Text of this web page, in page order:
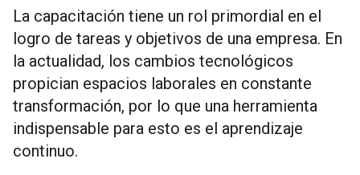
La capacitación tiene un rol primordial en el
logro de tareas y objetivos de una empresa. En
la actualidad, los cambios tecnológicos
propician espacios laborales en constante
transformación, por lo que una herramienta
indispensable para esto es el aprendizaje
continuo.